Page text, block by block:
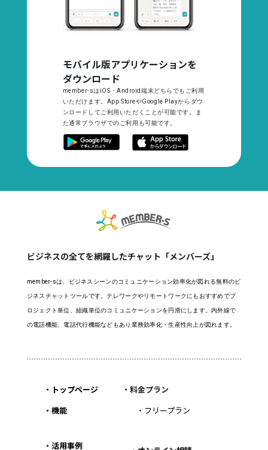
モバイル版アプリケーションを
ダウンロード
member-sはiOS・Android端末どちらでもご利用
いただけます。App StoreやGoogle Playからダウ
ンロードしてご利用いただくことが可能です。ま
た通常ブラウザでのご利用も可能です。
ビジネスの全てを網羅したチャット「メンバーズ」
member-sは、ビジネスシーンのコミュニケーション効率化が図れる無料のビ
ジネスチャットツールです。テレワークやリモートワークにもおすすめでプ
ロジェクト単位、組織単位のコミュニケーションを円滑にします。内外線で
の電話機能、電話代行機能などもあり業務効率化・生産性向上が図れます。
・ トップページ
・ 機能
・料金プラン
・ フリープラン
・ 活用事例